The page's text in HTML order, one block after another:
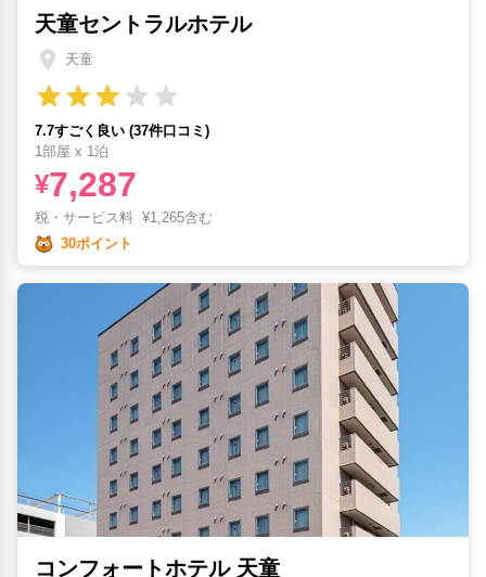
天童セントラルホテル
天童
7.7すごく良い (37件口コミ)
1部屋 x 1泊
¥7,287
税・サービス料 ¥1,265含む
30ポイント
コンフォートホテル 天童